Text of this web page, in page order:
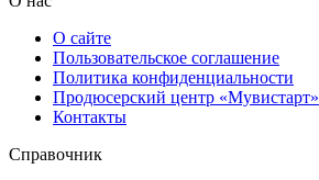
О сайте
Пользовательское соглашение
Политика конфиденциальности
Продюсерский центр «Мувистарт»
Контакты
Справочник